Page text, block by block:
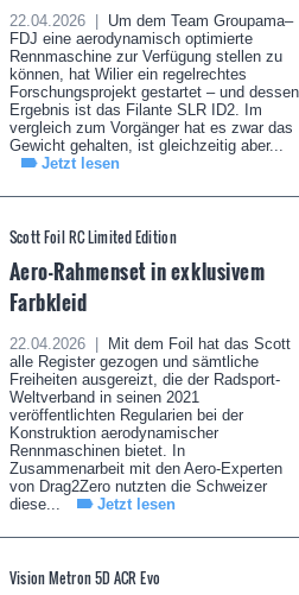
22.04.2026 |
Um dem Team Groupama–
FDJ eine aerodynamisch optimierte
Rennmaschine zur Verfügung stellen zu
können, hat Wilier ein regelrechtes
Forschungsprojekt gestartet – und dessen
Ergebnis ist das Filante SLR ID2. Im
vergleich zum Vorgänger hat es zwar das
Gewicht gehalten, ist gleichzeitig aber...
Jetzt lesen
Scott Foil RC Limited Edition
Aero-Rahmenset in exklusivem
Farbkleid
22.04.2026 |
Mit dem Foil hat das Scott
alle Register gezogen und sämtliche
Freiheiten ausgereizt, die der Radsport-
Weltverband in seinen 2021
veröffentlichten Regularien bei der
Konstruktion aerodynamischer
Rennmaschinen bietet. In
Zusammenarbeit mit den Aero-Experten
von Drag2Zero nutzten die Schweizer
diese...
Jetzt lesen
Vision Metron 5D ACR Evo